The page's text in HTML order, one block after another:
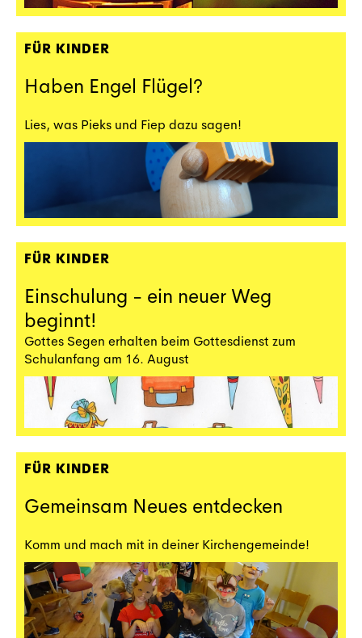
FÜR KINDER
Haben Engel Flügel?
Lies, was Pieks und Fiep dazu sagen!
FÜR KINDER
Einschulung - ein neuer Weg
beginnt!
Gottes Segen erhalten beim Gottesdienst zum
Schulanfang am 16. August
FÜR KINDER
Gemeinsam Neues entdecken
Komm und mach mit in deiner Kirchengemeinde!